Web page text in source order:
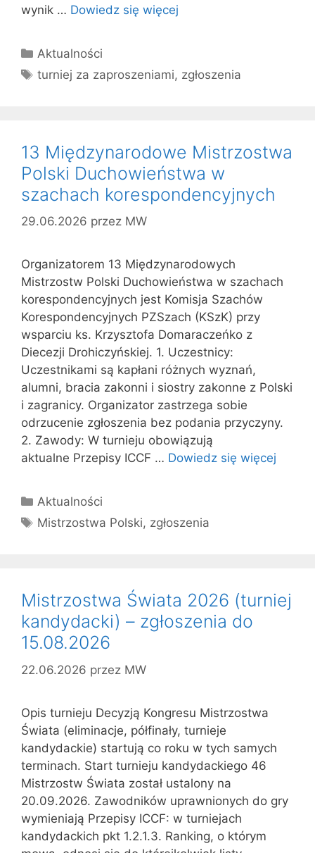
wynik … Dowiedz się więcej
Kategorie
Aktualności
Tagi
turniej za zaproszeniami, zgłoszenia
13 Międzynarodowe Mistrzostwa
Polski Duchowieństwa w
szachach korespondencyjnych
29.06.2026 przez MW
Organizatorem 13 Międzynarodowych
Mistrzostw Polski Duchowieństwa w szachach
korespondencyjnych jest Komisja Szachów
Korespondencyjnych PZSzach (KSzK) przy
wsparciu ks. Krzysztofa Domaraczeńko z
Diecezji Drohiczyńskiej. 1. Uczestnicy:
Uczestnikami są kapłani różnych wyznań,
alumni, bracia zakonni i siostry zakonne z Polski
i zagranicy. Organizator zastrzega sobie
odrzucenie zgłoszenia bez podania przyczyny.
2. Zawody: W turnieju obowiązują
aktualne Przepisy ICCF … Dowiedz się więcej
Kategorie
Aktualności
Tagi
Mistrzostwa Polski, zgłoszenia
Mistrzostwa Świata 2026 (turniej
kandydacki) – zgłoszenia do
15.08.2026
22.06.2026 przez MW
Opis turnieju Decyzją Kongresu Mistrzostwa
Świata (eliminacje, półfinały, turnieje
kandydackie) startują co roku w tych samych
terminach. Start turnieju kandydackiego 46
Mistrzostw Świata został ustalony na
20.09.2026. Zawodników uprawnionych do gry
wymieniają Przepisy ICCF: w turniejach
kandydackich pkt 1.2.1.3. Ranking, o którym